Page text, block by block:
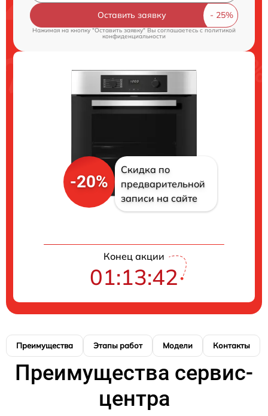
Оставить заявку
Нажимая на кнопку "Оставить заявку" Вы соглашаетесь cполитикой
конфиденциальности
-20%
Скидка по
предварительной
записи на сайте
Конец акции
01:13:41
Преимущества Этапы работ Модели Контакты
Преимущества сервис-
центра